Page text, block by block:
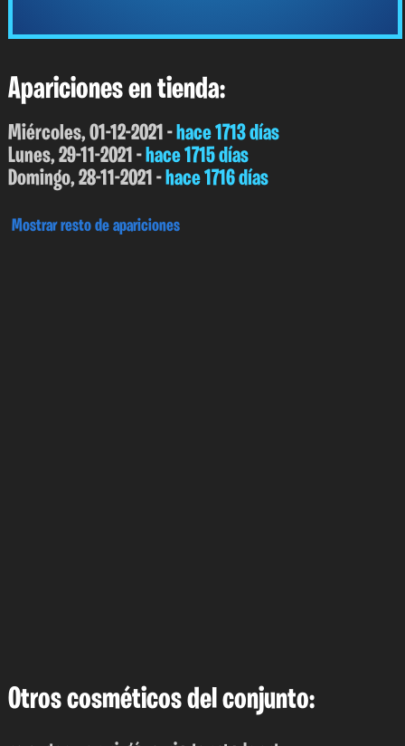
Apariciones en tienda:
Miércoles, 01-12-2021 -hace 1713 días
Lunes, 29-11-2021 -hace 1715 días
Domingo, 28-11-2021 -hace 1716 días
Mostrar resto de apariciones
Otros cosméticos del conjunto: